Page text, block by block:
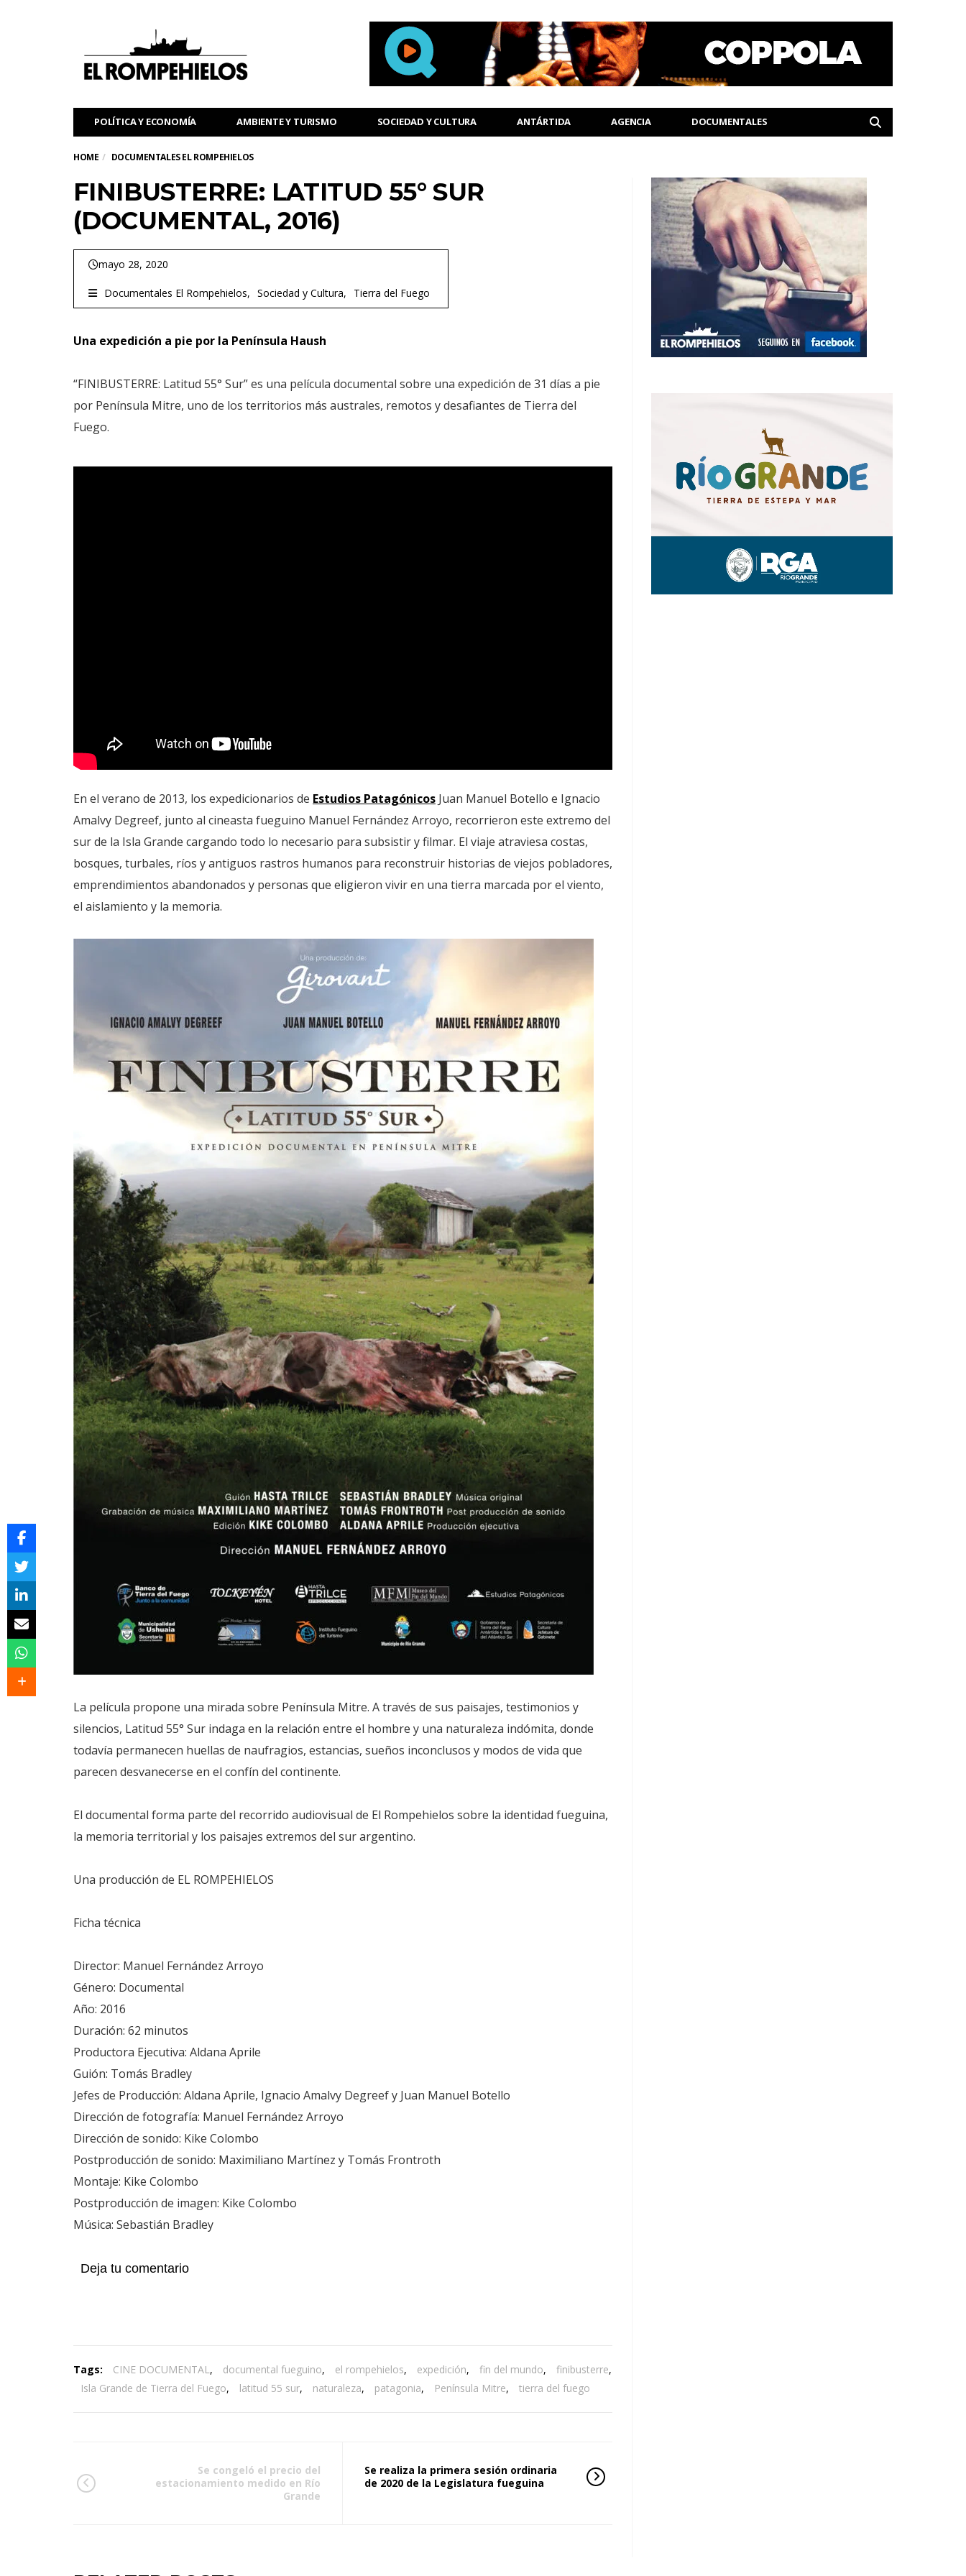
POLÍTICA Y ECONOMÍA AMBIENTE Y TURISMO SOCIEDAD Y CULTURA ANTÁRTIDA AGENCIA DOCUMENTALES
HOME DOCUMENTALES EL ROMPEHIELOS
FINIBUSTERRE: LATITUD 55° SUR
(DOCUMENTAL, 2016)
mayo 28, 2020
Documentales El Rompehielos Sociedad y Cultura Tierra del Fuego
Una expedición a pie por la Península Haush
“FINIBUSTERRE: Latitud 55° Sur” es una película documental sobre una expedición de 31 días a pie
por Península Mitre, uno de los territorios más australes, remotos y desafiantes de Tierra del
Fuego.
En el verano de 2013, los expedicionarios de Estudios Patagónicos Juan Manuel Botello e Ignacio
Amalvy Degreef, junto al cineasta fueguino Manuel Fernández Arroyo, recorrieron este extremo del
sur de la Isla Grande cargando todo lo necesario para subsistir y filmar. El viaje atraviesa costas,
bosques, turbales, ríos y antiguos rastros humanos para reconstruir historias de viejos pobladores,
emprendimientos abandonados y personas que eligieron vivir en una tierra marcada por el viento,
el aislamiento y la memoria.
La película propone una mirada sobre Península Mitre. A través de sus paisajes, testimonios y
silencios, Latitud 55° Sur indaga en la relación entre el hombre y una naturaleza indómita, donde
todavía permanecen huellas de naufragios, estancias, sueños inconclusos y modos de vida que
parecen desvanecerse en el confín del continente.
El documental forma parte del recorrido audiovisual de El Rompehielos sobre la identidad fueguina,
la memoria territorial y los paisajes extremos del sur argentino.
Una producción de EL ROMPEHIELOS
Ficha técnica
Director: Manuel Fernández Arroyo
Género: Documental
Año: 2016
Duración: 62 minutos
Productora Ejecutiva: Aldana Aprile
Guión: Tomás Bradley
Jefes de Producción: Aldana Aprile, Ignacio Amalvy Degreef y Juan Manuel Botello
Dirección de fotografía: Manuel Fernández Arroyo
Dirección de sonido: Kike Colombo
Postproducción de sonido: Maximiliano Martínez y Tomás Frontroth
Montaje: Kike Colombo
Postproducción de imagen: Kike Colombo
Música: Sebastián Bradley
Deja tu comentario
Tags: CINE DOCUMENTAL, documental fueguino, el rompehielos, expedición, fin del mundo, finibusterre,
Isla Grande de Tierra del Fuego, latitud 55 sur, naturaleza, patagonia, Península Mitre, tierra del fuego
Se congeló el precio del
estacionamiento medido en Río
Grande
Se realiza la primera sesión ordinaria
de 2020 de la Legislatura fueguina